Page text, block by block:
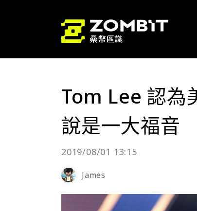
Tom Lee 認為
說是一大福音
2019/08/01 13:15
James